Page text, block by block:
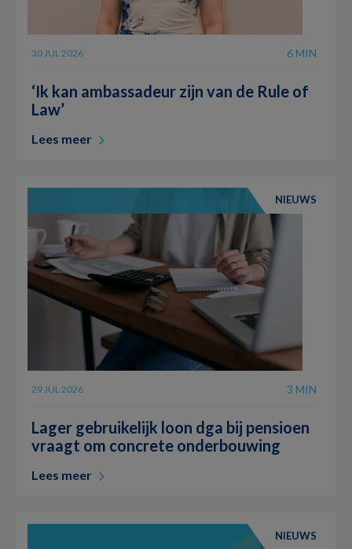
30 JUL 2026 6 MIN
‘Ik kan ambassadeur zijn van de Rule of
Law’
Lees meer
NIEUWS
29 JUL 2026 3 MIN
Lager gebruikelijk loon dga bij pensioen
vraagt om concrete onderbouwing
Lees meer
NIEUWS